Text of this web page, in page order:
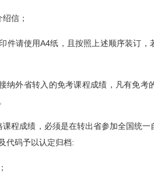
信；
件请使用A4纸，且按照上述顺序装订
纳外省转入的免考课程成绩，凡有免考
课程成绩，必须是在转出省参加全国统
代码予以认定归档: